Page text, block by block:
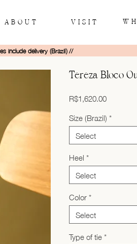
ABOUT VISIT
include delivery (Brazil) //
Tereza Bloco
R$1,620.00Price
Size (Brazil)*
Select
Heel*
Select
Color*
Select
Type of tie*